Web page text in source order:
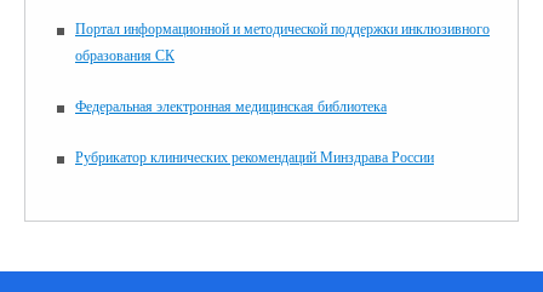
Портал информационной и методической поддержки инклюзивного
образования СК
Федеральная электронная медицинская библиотека
Рубрикатор клинических рекомендаций Минздрава России